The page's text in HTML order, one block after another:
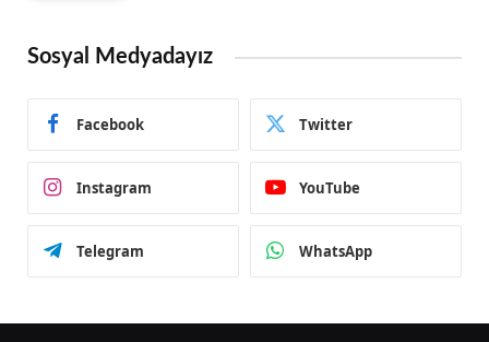
Sosyal Medyadayız
Facebook Twitter
Instagram YouTube
Telegram WhatsApp